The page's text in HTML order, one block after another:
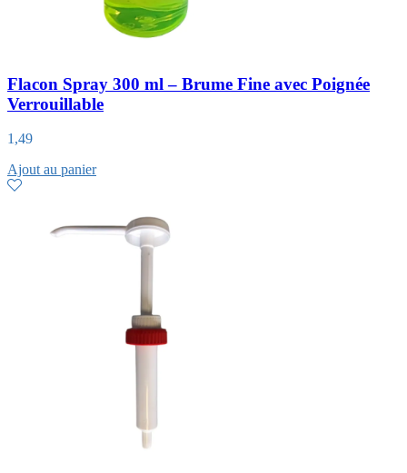
Flacon Spray 300 ml – Brume Fine avec Poignée
Verrouillable
1,49
Ajout au panier